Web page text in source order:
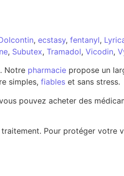
, ecstasy, fentanyl,
, Subutex, Tramadol, Vicodin,
Notre pharmacie propose un
simples, fiables et sans stress.
pouvez acheter des
Pour protéger votre